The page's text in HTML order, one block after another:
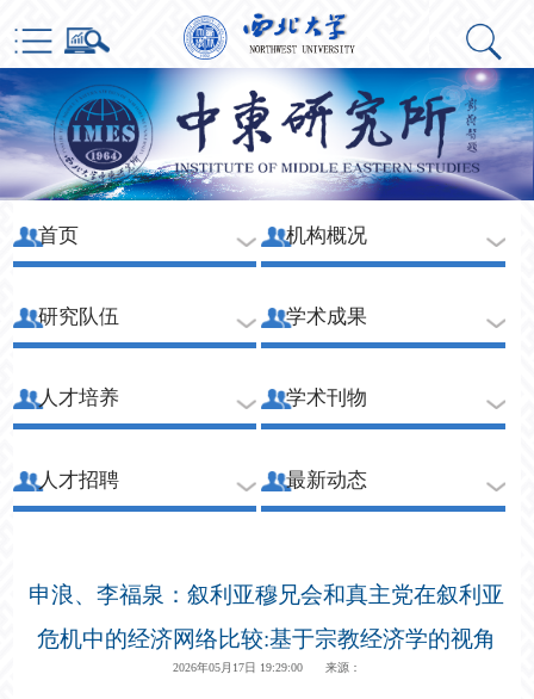
首页 机构概况
研究队伍 学术成果
人才培养 学术刊物
人才招聘 最新动态
申浪、李福泉：叙利亚穆兄会和真主党在叙利亚
危机中的经济网络比较:基于宗教经济学的视角
2026年05月17日 19:29:00 来源：